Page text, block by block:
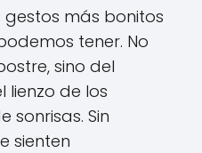
gestos más bonitos
tener. No
sino del
lienzo de los
sonrisas. Sin
sienten